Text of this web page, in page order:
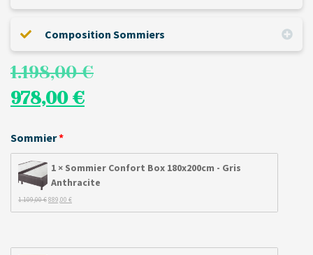
Composition Sommiers
1.198,00€
978,00 €
Sommier
1 × Sommier Confort Box 180x200cm - Gris
Anthracite
1.109,00 €Le
889,00 €